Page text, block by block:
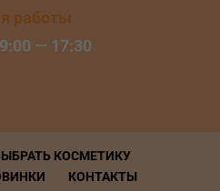
работы
— 17:30
КОСМЕТИКУ
КОНТАКТЫ